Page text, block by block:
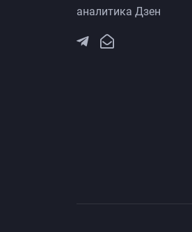
аналитика Дзен